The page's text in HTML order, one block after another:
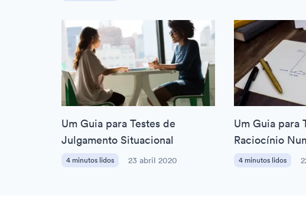
Um Guia para Testes de
Julgamento Situacional
4 minutos lidos 23 abril 2020
Um Guia para
Raciocínio
4 minutos lidos